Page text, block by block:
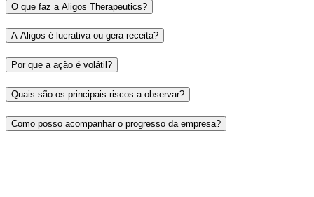
O que faz a Aligos Therapeutics?
A Aligos é lucrativa ou gera receita?
Por que a ação é volátil?
Quais são os principais riscos a observar?
Como posso acompanhar o progresso da empresa?